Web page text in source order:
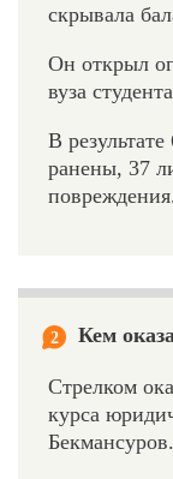
скрывала
Он открыл
вуза
В
ранены, 37
2 Кем
Стрелком
курса
Бекмансуров.